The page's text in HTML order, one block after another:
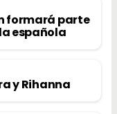
formará parte
española
y Rihanna